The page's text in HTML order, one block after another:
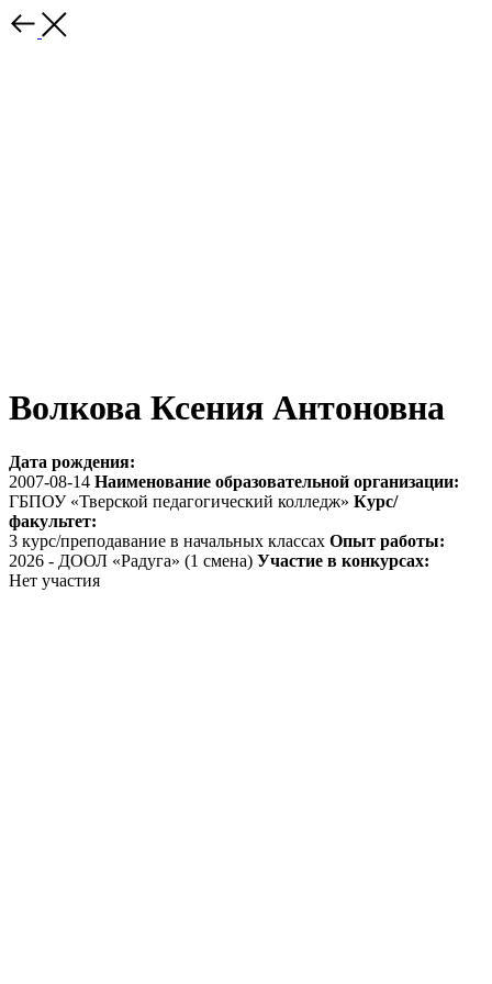
Волкова Ксения Антоновна
Дата рождения:
2007-08-14 Наименование образовательной организации:
ГБПОУ «Тверской педагогический колледж» Курс/
факультет:
3 курс/преподавание в начальных классах Опыт работы:
2026 - ДООЛ «Радуга» (1 смена) Участие в конкурсах:
Нет участия